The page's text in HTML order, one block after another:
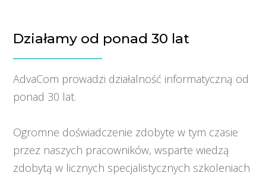
Działamy od ponad 30 lat
AdvaCom prowadzi działalność informatyczną od
ponad 30 lat.
Ogromne doświadczenie zdobyte w tym czasie
przez naszych pracowników, wsparte wiedzą
zdobytą w licznych specjalistycznych szkoleniach